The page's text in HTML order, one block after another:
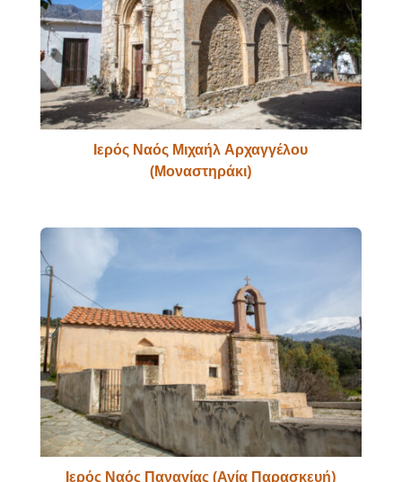
Ιερός Ναός Μιχαήλ Αρχαγγέλου
(Μοναστηράκι)
Ιερός Ναός Παναγίας (Αγία Παρασκευή)